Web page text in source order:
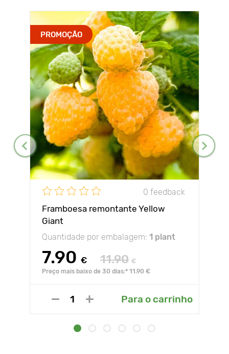
PROMOÇÃO
0 feedback
Framboesa remontante Yellow
Giant
Quantidade por embalagem: 1 plant
7.90 € 11.90 €
Preço mais baixo de 30 dias:* 11.90 €
Para o carrinho